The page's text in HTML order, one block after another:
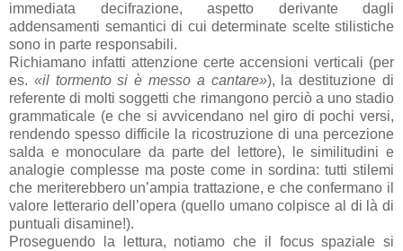
immediata decifrazione, aspetto derivante dagli
addensamenti semantici di cui determinate scelte stilistiche
sono in parte responsabili.
Richiamano infatti attenzione certe accensioni verticali (per
es. «il tormento si è messo a cantare»), la destituzione di
referente di molti soggetti che rimangono perciò a uno stadio
grammaticale (e che si avvicendano nel giro di pochi versi,
rendendo spesso difficile la ricostruzione di una percezione
salda e monoculare da parte del lettore), le similitudini e
analogie complesse ma poste come in sordina: tutti stilemi
che meriterebbero un’ampia trattazione, e che confermano il
valore letterario dell’opera (quello umano colpisce al di là di
puntuali disamine!).
Proseguendo la lettura, notiamo che il focus spaziale si